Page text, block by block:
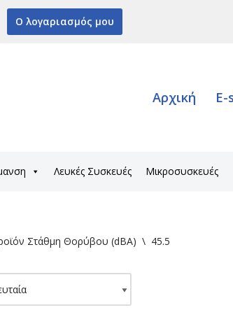
Ο λογαριασμός μου
Αρχική E-
Λευκές Συσκευές Μικροσυσκευές
Στάθμη Θορύβου (dBA) \ 45.5